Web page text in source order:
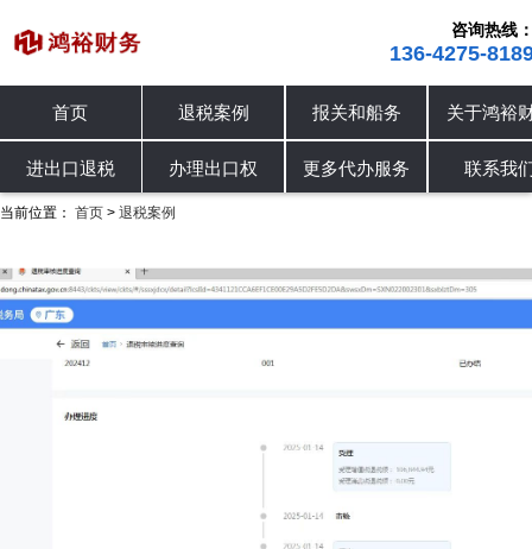
咨询热线
136-4275-
首页
进出口退税
退税案例
办理出口权
报关和船务
更多代办服务
关于鸿裕
联系我
进出口退税 退税案例 办理出口权
当前位置： 首页 > 退税案例